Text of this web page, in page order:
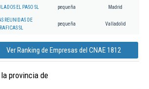
EL PASO SL pequeña Madrid
REUNIDAS DE
SL
pequeña Valladolid
Ver Ranking de Empresas del CNAE 1812
provincia de